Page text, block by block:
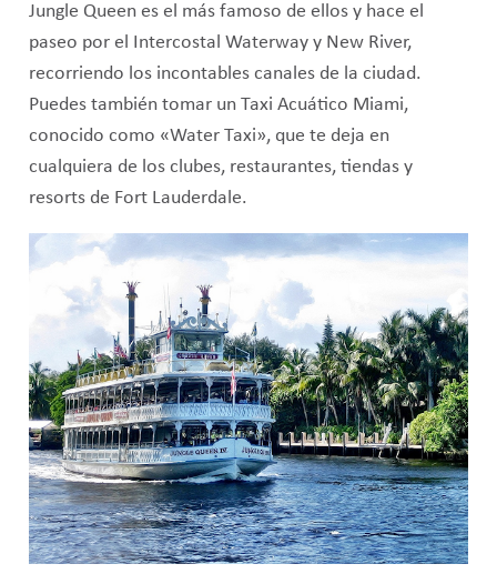
Jungle Queen es el más famoso de ellos y hace el
paseo por el Intercostal Waterway y New River,
recorriendo los incontables canales de la ciudad.
Puedes también tomar un Taxi Acuático Miami,
conocido como «Water Taxi», que te deja en
cualquiera de los clubes, restaurantes, tiendas y
resorts de Fort Lauderdale.